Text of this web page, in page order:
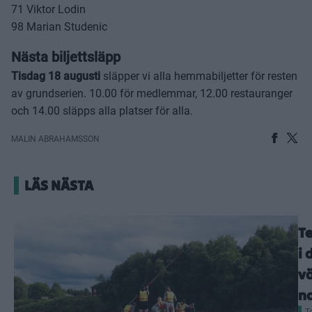
71 Viktor Lodin
98 Marian Studenic
Nästa biljettsläpp
Tisdag 18 augusti släpper vi alla hemmabiljetter för resten
av grundserien. 10.00 för medlemmar, 12.00 restauranger
och 14.00 släpps alla platser för alla.
MALIN ABRAHAMSSON
LÄS NÄSTA
i